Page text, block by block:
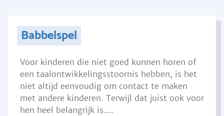
Babbelspel
Voor kinderen die niet goed kunnen horen of
een taalontwikkelingsstoornis hebben, is het
niet altijd eenvoudig om contact te maken
met andere kinderen. Terwijl dat juist ook voor
hen heel belangrijk is....